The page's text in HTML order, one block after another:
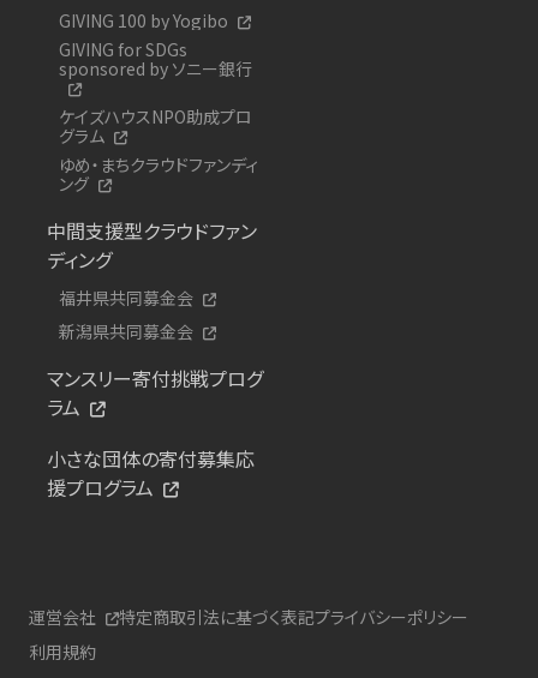
GIVING 100 by Yogibo
GIVING for SDGs
sponsored by ソニー銀行
ケイズハウスNPO助成プロ
グラム
ゆめ・まちクラウドファンディ
ング
中間支援型クラウドファン
ディング
福井県共同募金会
新潟県共同募金会
マンスリー寄付挑戦プログ
ラム
小さな団体の寄付募集応
援プログラム
運営会社 特定商取引法に基づく表記プライバシーポリシー
利用規約